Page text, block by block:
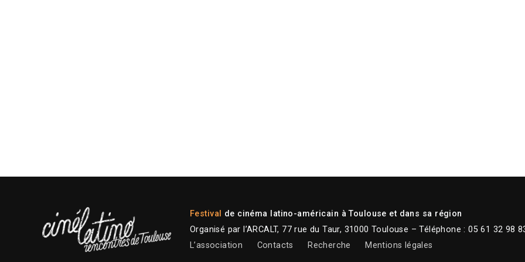
Festival de cinéma latino-américain à Toulouse et dans sa région
Organisé par l’ARCALT, 77 rue du Taur, 31000 Toulouse – Téléphone : 05 61 32 98
L’association
Contacts Recherche Mentions légales